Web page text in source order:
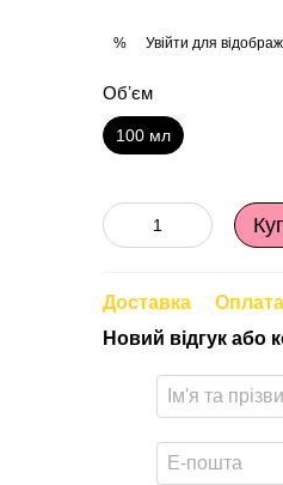
% Увійти для
Обʼєм
100 мл
Доставка Оплата
Новий відгук або